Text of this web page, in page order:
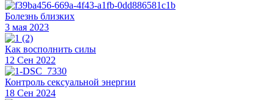
Болезнь близких
3 мая 2023
Как восполнить силы
12 Сен 2022
Контроль сексуальной энергии
18 Сен 2024